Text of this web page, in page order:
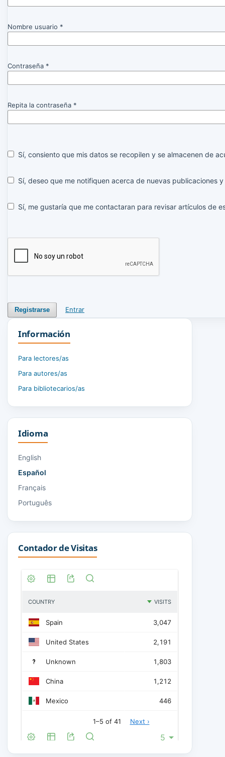
Nombre usuario *
Contraseña *
Repita la contraseña *
Sí, consiento que mis datos se recopilen y se almacenen de
Sí, deseo que me notifiquen acerca de nuevas publicaciones y
Sí, me gustaría que me contactaran para revisar artículos de
Registrarse Entrar
Información
Para lectores/as
Para autores/as
Para bibliotecarios/as
Idioma
English
Español
Français
Português
Contador de Visitas